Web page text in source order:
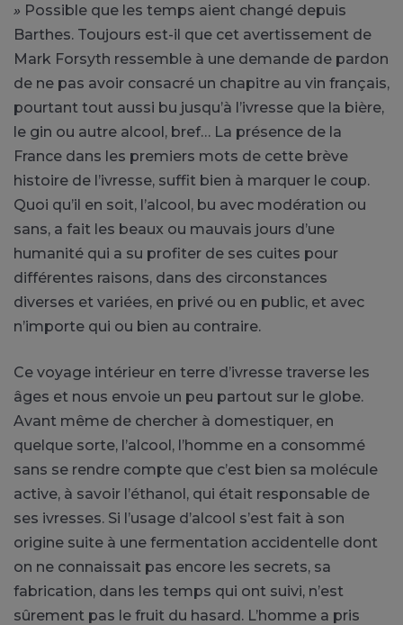
» Possible que les temps aient changé depuis
Barthes. Toujours est-il que cet avertissement de
Mark Forsyth ressemble à une demande de pardon
de ne pas avoir consacré un chapitre au vin français,
pourtant tout aussi bu jusqu’à l’ivresse que la bière,
le gin ou autre alcool, bref… La présence de la
France dans les premiers mots de cette brève
histoire de l’ivresse, suffit bien à marquer le coup.
Quoi qu’il en soit, l’alcool, bu avec modération ou
sans, a fait les beaux ou mauvais jours d’une
humanité qui a su profiter de ses cuites pour
différentes raisons, dans des circonstances
diverses et variées, en privé ou en public, et avec
n’importe qui ou bien au contraire.
Ce voyage intérieur en terre d’ivresse traverse les
âges et nous envoie un peu partout sur le globe.
Avant même de chercher à domestiquer, en
quelque sorte, l’alcool, l’homme en a consommé
sans se rendre compte que c’est bien sa molécule
active, à savoir l’éthanol, qui était responsable de
ses ivresses. Si l’usage d’alcool s’est fait à son
origine suite à une fermentation accidentelle dont
on ne connaissait pas encore les secrets, sa
fabrication, dans les temps qui ont suivi, n’est
sûrement pas le fruit du hasard. L’homme a pris